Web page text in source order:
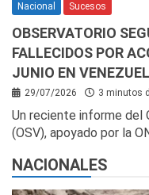
Nacional Sucesos
OBSERVATORIO
FALLECIDOS POR
JUNIO EN
29/07/2026 3 minutos
Un reciente informe del
(OSV), apoyado por la
NACIONALES